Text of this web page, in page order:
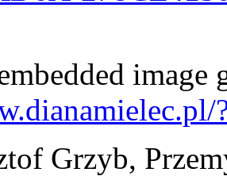
image
Grzyb,